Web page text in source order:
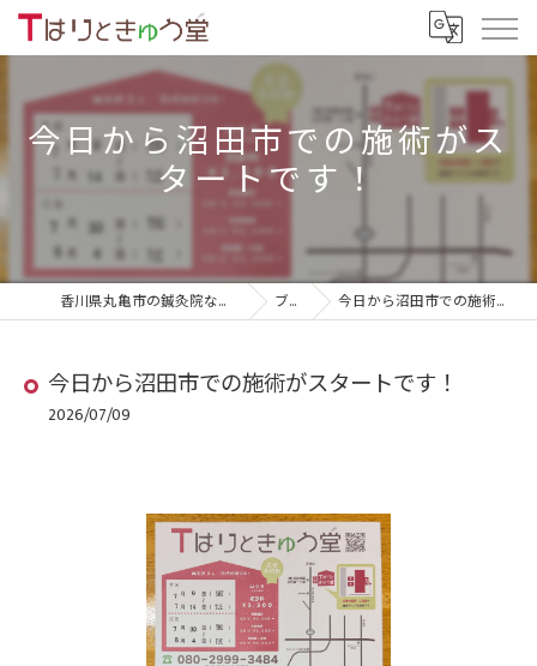
今日から沼田市での施術がス
タートです！
香川県丸亀市の鍼灸院ならTはりときゅう堂 ブログ 今日から沼田市での施術がスタートです！
今日から沼田市での施術がスタートです！
2026/07/09